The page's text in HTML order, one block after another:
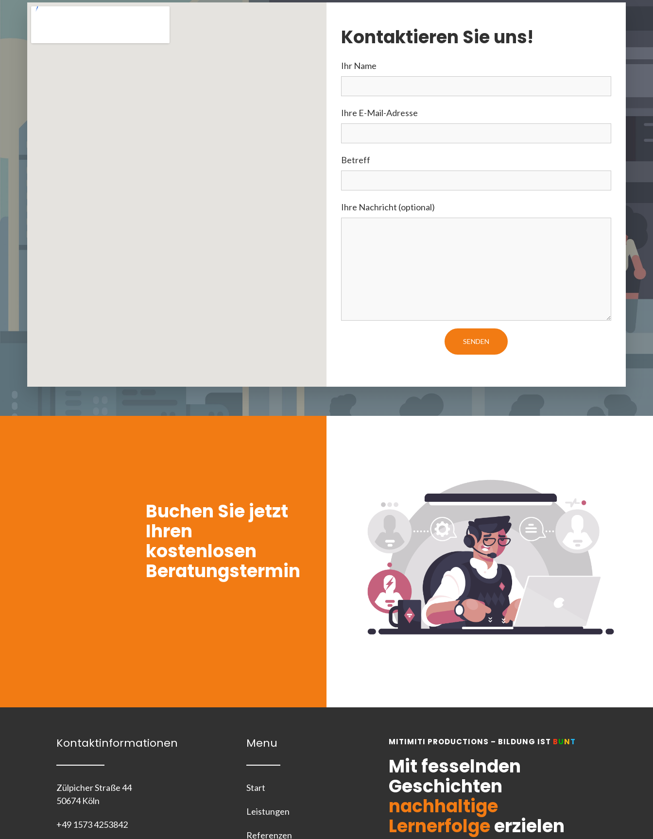
Kontaktieren Sie uns!
Ihr Name
Ihre E-Mail-Adresse
Betreff
Ihre Nachricht (optional)
Buchen Sie jetzt
Ihren
kostenlosen
Beratungstermin
Kontaktinformationen
Zülpicher Straße 44
50674 Köln
+49 1573 4253842
Menu
Start
Leistungen
Referenzen
MITIMITI PRODUCTIONS – BILDUNG IST BUNT
Mit fesselnden
Geschichten
nachhaltige
Lernerfolgeerzielen